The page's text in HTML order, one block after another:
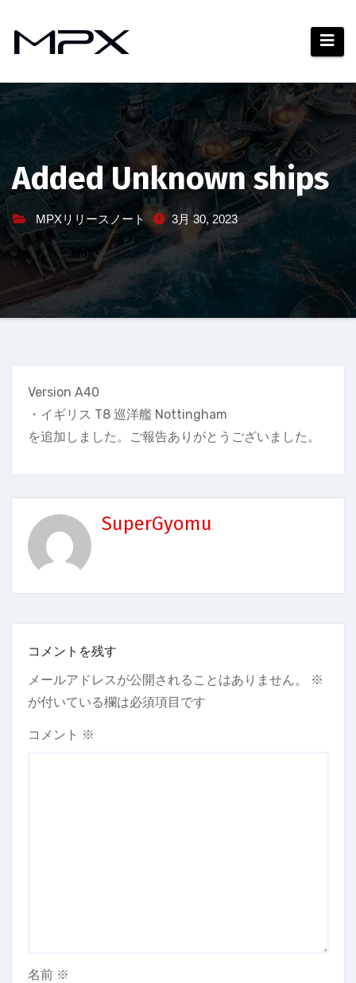
ツ
ッAdded Unknown ships
MPXリリースノート 3月 30, 2023
Version A40
・イギリス T8 巡洋艦 Nottingham
を追加しました。ご報告ありがとうございました。
SuperGyomu
コメントを残す
メールアドレスが公開されることはありません。
※
が付いている欄は必須項目です
コメント ※
名前 ※